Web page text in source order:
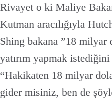
Rivayet o ki Maliye
Kutman aracılığıyla
Shing bakana ”18 milyar
yatırım yapmak
“Hakikaten 18 milyar
gider misiniz, ben de